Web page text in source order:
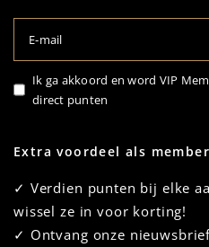
E‑mail
Ik ga akkoord en word VIP
direct punten
Extra voordeel als
✓ Verdien punten bij elke
wissel ze in voor korting!
✓ Ontvang onze